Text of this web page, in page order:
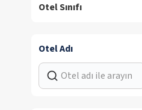
Otel Sınıfı
Otel Adı